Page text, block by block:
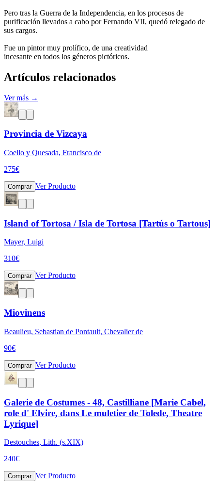
Pero tras la Guerra de la Independencia, en los procesos de
purificación llevados a cabo por Fernando VII, quedó relegado de
sus cargos.
Fue un pintor muy prolífico, de una creatividad
incesante en todos los géneros pictóricos.
Artículos relacionados
Ver más →
Provincia de Vizcaya
Coello y Quesada, Francisco de
275€
Comprar Ver Producto
Island of Tortosa / Isla de Tortosa [Tartús o Tartous]
Mayer, Luigi
310€
Comprar Ver Producto
Miovinens
Beaulieu, Sebastian de Pontault, Chevalier de
90€
Comprar Ver Producto
Galerie de Costumes - 48, Castilliane [Marie Cabel,
role d' Elvire, dans Le muletier de Tolede, Theatre
Lyrique]
Destouches, Lith. (s.XIX)
240€
Comprar Ver Producto